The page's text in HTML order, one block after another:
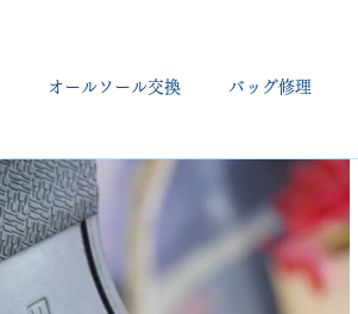
オールソール交換 バッグ修理
Christian louboutin
choo クリーニング•撥水コーティング